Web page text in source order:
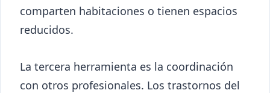
comparten habitaciones o tienen espacios
reducidos.
La tercera herramienta es la coordinación
con otros profesionales. Los trastornos del